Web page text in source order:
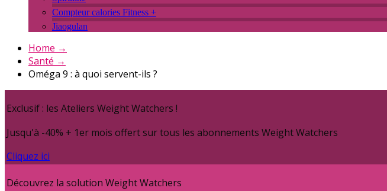
Compteur calories Fitness +
Jiaogulan
Home →
Santé →
Oméga 9 : à quoi servent-ils ?
Exclusif : les Ateliers Weight Watchers !
Jusqu'à -40% + 1er mois offert sur tous les abonnements Weight Watchers
Cliquez ici
Découvrez la solution Weight Watchers